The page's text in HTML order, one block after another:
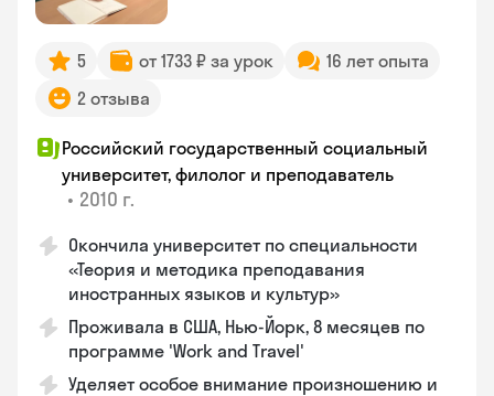
5 от 1733 ₽ за урок
16 лет опыта
2 отзыва
Российский государственный социальный
университет, филолог и преподаватель
• 2010 г.
Окончила университет по специальности
«Теория и методика преподавания
иностранных языков и культур»
Проживала в США, Нью-Йорк, 8 месяцев по
программе 'Work and Travel'
Уделяет особое внимание произношению и